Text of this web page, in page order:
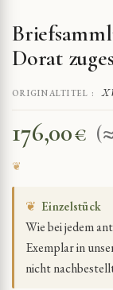
Dorat
ORIGINALTITEL :
176,00€
❦ Einzelstück
Wie bei jedem
Exemplar in
nicht